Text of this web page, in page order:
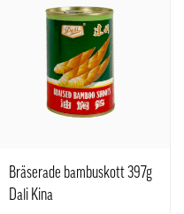
Bräserade bambuskott 397g
Dali Kina